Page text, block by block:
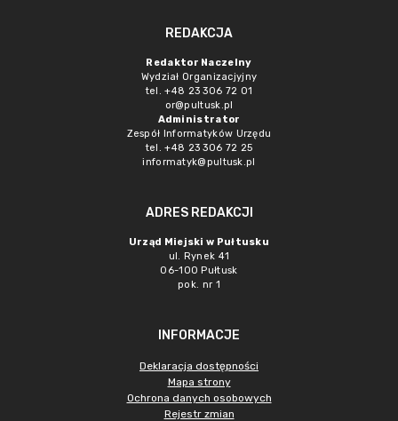
REDAKCJA
Redaktor Naczelny
Wydział Organizacjyjny
tel. +48 23 306 72 01
or@pultusk.pl
Administrator
Zespół Informatyków Urzędu
tel. +48 23 306 72 25
informatyk@pultusk.pl
ADRES REDAKCJI
Urząd Miejski w Pułtusku
ul. Rynek 41
06-100 Pułtusk
pok. nr 1
INFORMACJE
Deklaracja dostępności
Mapa strony
Ochrona danych osobowych
Rejestr zmian